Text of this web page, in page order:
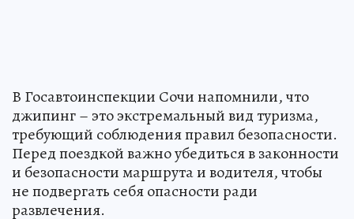
В Госавтоинспекции Сочи напомнили, что
джипинг – это экстремальный вид туризма,
требующий соблюдения правил безопасности.
Перед поездкой важно убедиться в законности
и безопасности маршрута и водителя, чтобы
не подвергать себя опасности ради
развлечения.